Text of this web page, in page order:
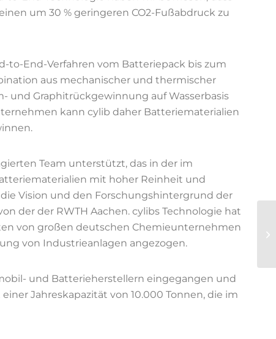
um 30 % geringeren CO2-Fußabdruck zu
to-End-Verfahren vom Batteriepack bis zum
aus mechanischer und thermischer
und Graphitrückgewinnung auf Wasserbasis
kann cylib daher Batteriematerialien
Team unterstützt, das in der im
mit hoher Reinheit und
Vision und den Forschungshintergrund der
der der RWTH Aachen. cylibs Technologie hat
von großen deutschen Chemieunternehmen
von Industrieanlagen angezogen.
und Batterieherstellern eingegangen und
Jahreskapazität von 10.000 Tonnen, die im